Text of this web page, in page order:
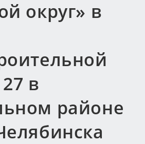
округ» в
в
районе